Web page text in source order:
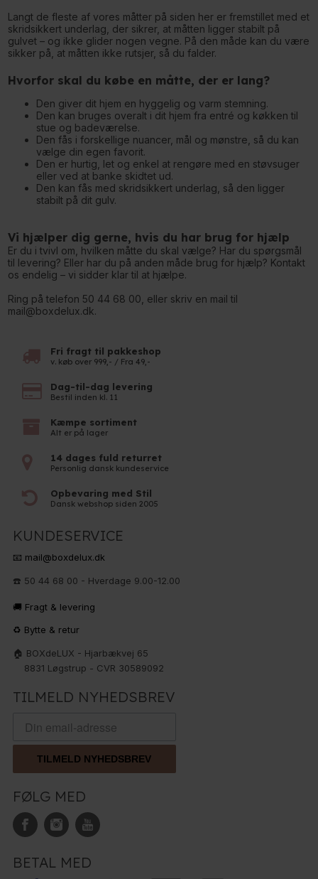
Langt de fleste af vores måtter på siden her er fremstillet med et
skridsikkert underlag, der sikrer, at måtten ligger stabilt på
gulvet – og ikke glider nogen vegne. På den måde kan du være
sikker på, at måtten ikke rutsjer, så du falder.
Hvorfor skal du købe en måtte, der er lang?
Den giver dit hjem en hyggelig og varm stemning.
Den kan bruges overalt i dit hjem fra entré og køkken til
stue og badeværelse.
Den fås i forskellige nuancer, mål og mønstre, så du kan
vælge din egen favorit.
Den er hurtig, let og enkel at rengøre med en støvsuger
eller ved at banke skidtet ud.
Den kan fås med skridsikkert underlag, så den ligger
stabilt på dit gulv.
Vi hjælper dig gerne, hvis du har brug for hjælp
Er du i tvivl om, hvilken måtte du skal vælge? Har du spørgsmål
til levering? Eller har du på anden måde brug for hjælp? Kontakt
os endelig – vi sidder klar til at hjælpe.
Ring på telefon 50 44 68 00, eller skriv en mail til
mail@boxdelux.dk.
Fri fragt til pakkeshop
v. køb over 999,- / Fra 49,-
Dag-til-dag levering
Bestil inden kl. 11
Kæmpe sortiment
Alt er på lager
14 dages fuld returret
Personlig dansk kundeservice
Opbevaring med Stil
Dansk webshop siden 2005
KUNDESERVICE
📧 mail@boxdelux.dk
☎️ 50 44 68 00 - Hverdage 9.00-12.00
🚚 Fragt & levering
♻️ Bytte & retur
🏠 BOXdeLUX - Hjarbækvej 65
8831 Løgstrup - CVR 30589092
TILMELD NYHEDSBREV
TILMELD NYHEDSBREV
FØLG MED
BETAL MED